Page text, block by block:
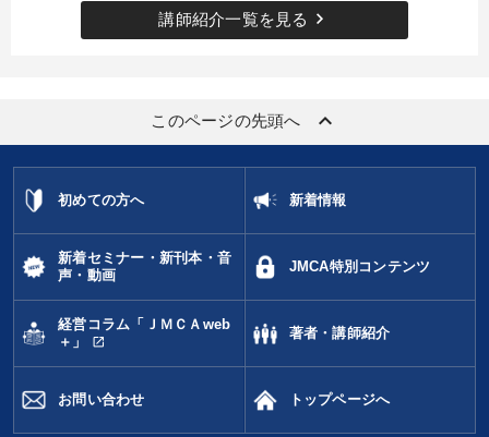
講師紹介一覧を見る keyboard_arrow_right
このページの先頭へ keyboard_arrow_up
初めての方へ 新着情報
新着セミナー・新刊本・音
声・動画
JMCA特別コンテンツ
経営コラム「ＪＭＣＡweb
＋」
open_in_new
著者・講師紹介
お問い合わせ トップページへ